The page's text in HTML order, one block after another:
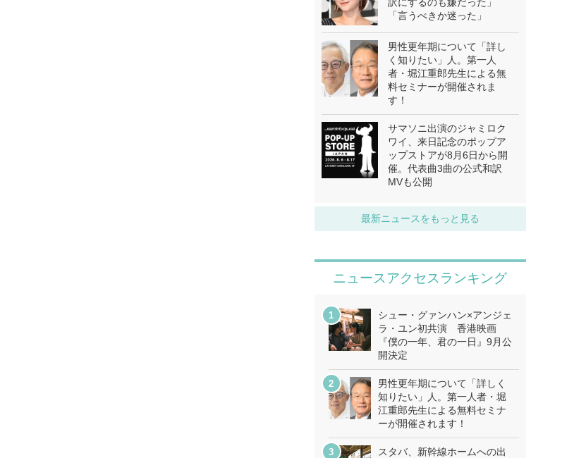
「言うべきか迷った」
男性更年期について「詳し
く知りたい」人。第一人
者・堀江重郎先生による無
料セミナーが開催されま
す！
サマソニ出演のジャミロク
ワイ、来日記念のポップア
ップストアが8月6日から開
催。代表曲3曲の公式和訳
MVも公開
最新ニュースをもっと見る
ニュースアクセスランキング
シュー・グァンハン×アンジェ
ラ・ユン初共演 香港映画
『僕の一年、君の一日』9月公
開決定
男性更年期について「詳しく
知りたい」人。第一人者・堀
江重郎先生による無料セミナ
ーが開催されます！
スタバ、新幹線ホームへの出